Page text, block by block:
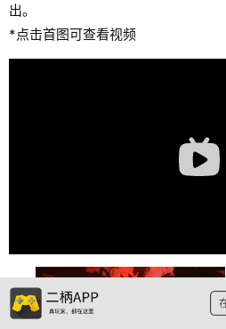
出。
*点击首图可查看视频